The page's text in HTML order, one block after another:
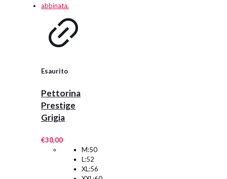
essere
nella
pagina
del
Esaurito
Pettorina
Prestige
Grigia
€30,00
M:50
L:52
XL:56